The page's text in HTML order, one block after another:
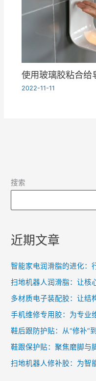
使用玻璃胶粘合给
2022-11-11
搜索
近期文章
智能家电润滑脂的进化：
扫地机器人润滑脂：让核
多材质电子装配胶：让结
手机维修专用胶：为专业
鞋后跟防护贴：从“修补”
鞋跟保护贴：聚焦磨脚与
扫地机器人修补胶：为智